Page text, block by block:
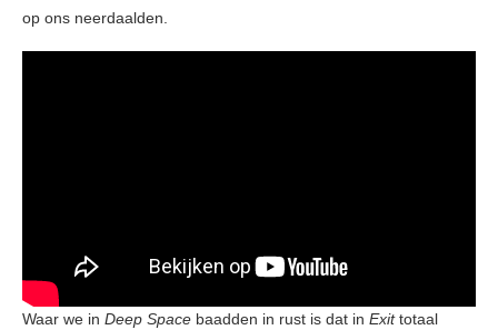
op ons neerdaalden.
Waar we in Deep Space baadden in rust is dat in Exittotaal